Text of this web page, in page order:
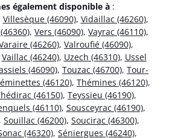
également disponible à :
Villesèque (46090), Vidaillac (46260),
, Vers (46090), Vayrac (46110),
(46260), Valroufié (46090),
Vaillac (46240), Uzech (46310), Ussel
(46090), Touzac (46700), Tour-
(46120), Thémines (46120),
(46150), Teyssieu (46190),
(46110), Sousceyrac (46190),
, Souillac (46200), Soucirac (46300),
(46320), Séniergues (46240),